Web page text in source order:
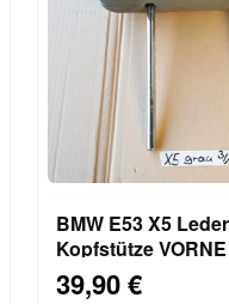
BMW E53 X5
Kopfstütze
LINKS
39,90 €